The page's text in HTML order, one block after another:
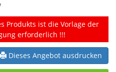
Produkts ist die Vorlage der
erforderlich !!!
Dieses Angebot ausdrucken